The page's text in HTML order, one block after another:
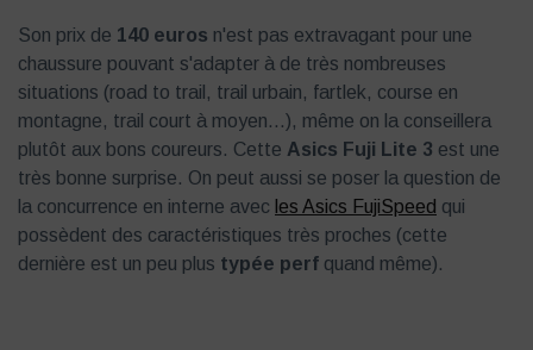
Son prix de 140 euros n'est pas extravagant pour une
chaussure pouvant s'adapter à de très nombreuses
situations (road to trail, trail urbain, fartlek, course en
montagne, trail court à moyen...), même on la conseillera
plutôt aux bons coureurs. Cette Asics Fuji Lite 3 est une
très bonne surprise. On peut aussi se poser la question de
la concurrence en interne avec les Asics FujiSpeed qui
possèdent des caractéristiques très proches (cette
dernière est un peu plus typée perf quand même).